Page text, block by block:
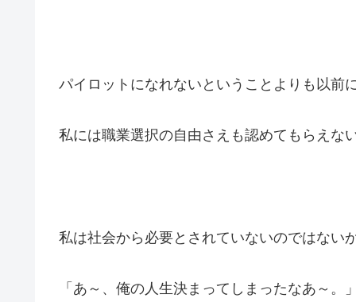
パイロットになれないということよりも以前
私には職業選択の自由さえも認めてもらえな
私は社会から必要とされていないのではない
「あ～、俺の人生決まってしまったなあ～。